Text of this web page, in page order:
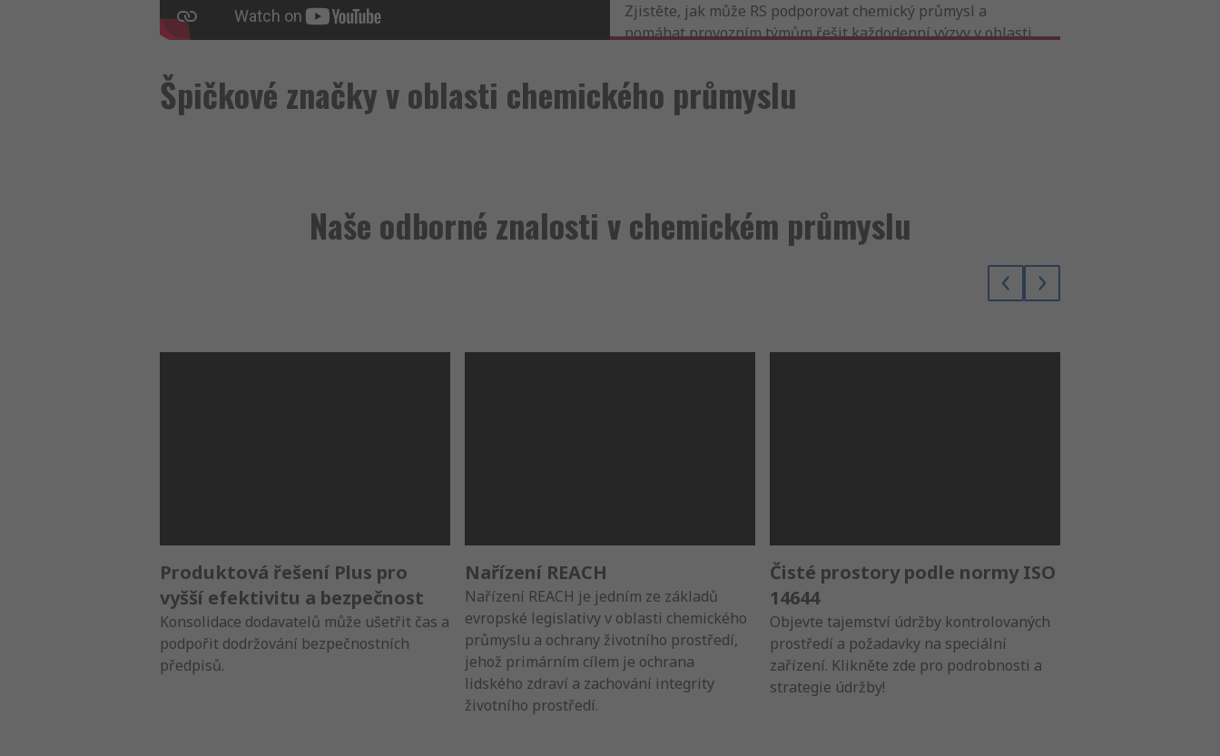
Zjistěte, jak může RS podporovat chemický průmysl a
pomáhat provozním týmům řešit každodenní výzvy v oblasti
Špičkové značky v oblasti chemického průmyslu
Naše odborné znalosti v chemickém průmyslu
Produktová řešení Plus pro
vyšší efektivitu a bezpečnost
Konsolidace dodavatelů může ušetřit čas a
podpořit dodržování bezpečnostních
předpisů.
Nařízení REACH
Nařízení REACH je jedním ze základů
evropské legislativy v oblasti chemického
průmyslu a ochrany životního prostředí,
jehož primárním cílem je ochrana
lidského zdraví a zachování integrity
životního prostředí.
Čisté prostory podle normy ISO
14644
Objevte tajemství údržby kontrolovaných
prostředí a požadavky na speciální
zařízení. Klikněte zde pro podrobnosti a
strategie údržby!